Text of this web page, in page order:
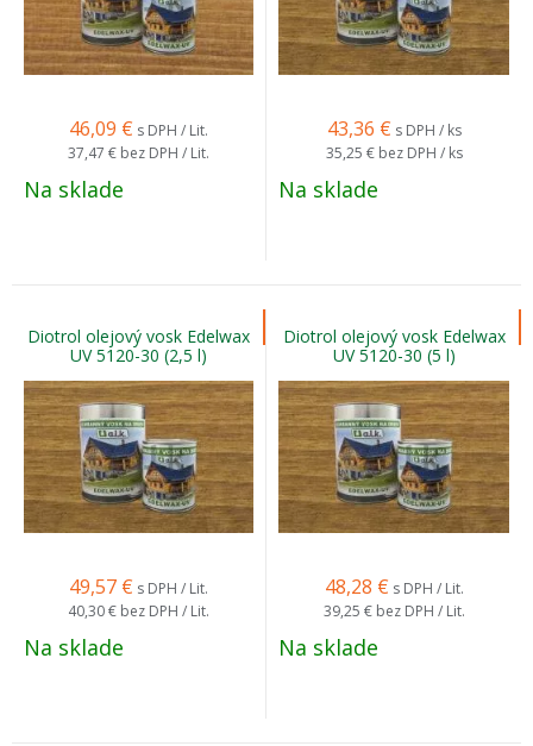
46,09 € s DPH / Lit.
37,47 € bez DPH / Lit.
Na sklade
43,36 € s DPH / ks
35,25 € bez DPH / ks
Na sklade
Diotrol olejový vosk Edelwax
UV 5120-30 (2,5 l)
49,57 € s DPH / Lit.
40,30 € bez DPH / Lit.
Na sklade
Diotrol olejový vosk Edelwax
UV 5120-30 (5 l)
48,28 € s DPH / Lit.
39,25 € bez DPH / Lit.
Na sklade